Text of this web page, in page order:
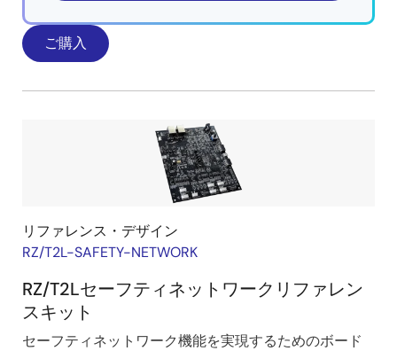
ご購入
リファレンス・デザイン
RZ/T2L-SAFETY-NETWORK
RZ/T2Lセーフティネットワークリファレン
スキット
セーフティネットワーク機能を実現するためのボード